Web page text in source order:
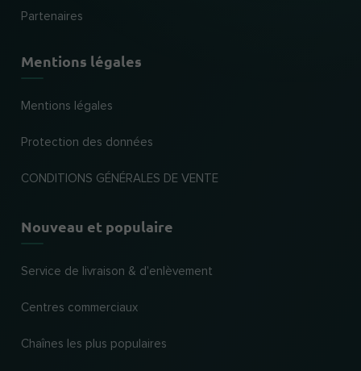
Partenaires
Mentions légales
Mentions légales
Protection des données
CONDITIONS GÉNÉRALES DE VENTE
Nouveau et populaire
Service de livraison & d'enlèvement
Centres commerciaux
Chaînes les plus populaires